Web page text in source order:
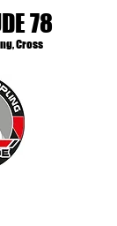
78
Cross